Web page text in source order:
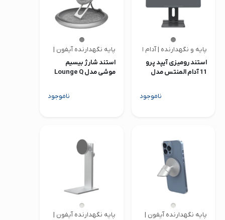
پایه و نگهدارنده | آدام المنتس
استند رومیزی آیپد پرو
11 آدام المنتس مدل
ناموجود
پایه نگهدارنده آیفون | موشی
استند شارژ بیسیم
موشی مدل Lounge Q
ناموجود
پایه نگهدارنده آیفون | جاست موبایلپایه نگهدارنده آیفون | جاست موبایل